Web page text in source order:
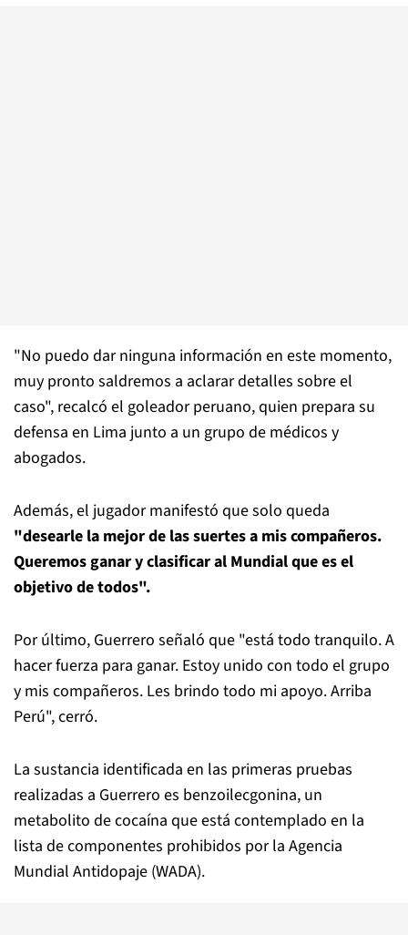
"No puedo dar ninguna información en este momento,
muy pronto saldremos a aclarar detalles sobre el
caso", recalcó el goleador peruano, quien prepara su
defensa en Lima junto a un grupo de médicos y
abogados.
Además, el jugador manifestó que solo queda
"desearle la mejor de las suertes a mis compañeros.
Queremos ganar y clasificar al Mundial que es el
objetivo de todos".
Por último, Guerrero señaló que "está todo tranquilo. A
hacer fuerza para ganar. Estoy unido con todo el grupo
y mis compañeros. Les brindo todo mi apoyo. Arriba
Perú", cerró.
La sustancia identificada en las primeras pruebas
realizadas a Guerrero es benzoilecgonina, un
metabolito de cocaína que está contemplado en la
lista de componentes prohibidos por la Agencia
Mundial Antidopaje (WADA).